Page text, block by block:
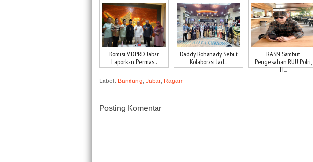
Komisi V DPRD Jabar
Laporkan Permas...
Daddy Rohanady Sebut
Kolaborasi Jad...
RASN Sambut
Pengesahan RUU Polri,
H...
Label: Bandung Jabar, Ragam
Posting Komentar